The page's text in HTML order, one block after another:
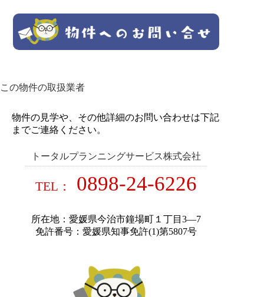
この物件の取扱業者
物件の見学や、その他詳細のお問い合わせは下記
までご連絡ください。
トータルプランニングサービス株式会社
TEL： 0898-24-6226
所在地：愛媛県今治市鐘場町１丁目3―7
免許番号：愛媛県知事免許(1)第5807号